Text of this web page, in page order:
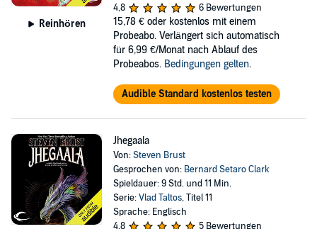
Reinhören
4,8
6 Bewertungen
15,78 € oder kostenlos mit einem
Probeabo. Verlängert sich automatisch
für 6,99 €/Monat nach Ablauf des
Probeabos. Bedingungen gelten.
Audible Standard kostenlos testen
Jhegaala
Von:Steven Brust
Gesprochen von: Bernard Setaro Clark
Spieldauer: 9 Std. und 11 Min.
Serie:Vlad Taltos, Titel 11
Sprache: Englisch
4,8
5 Bewertungen